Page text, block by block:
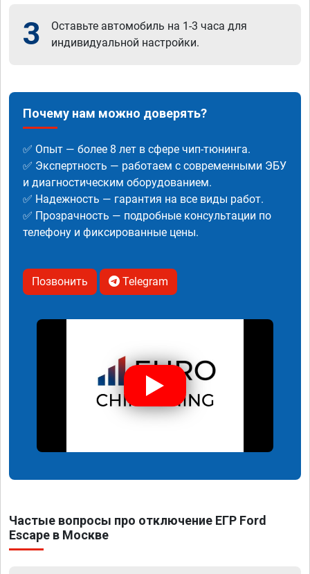
3
Оставьте автомобиль на 1-3 часа для
индивидуальной настройки.
Почему нам можно доверять?
✅ Опыт — более 8 лет в сфере чип-тюнинга.
✅ Экспертность — работаем с современными ЭБУ
и диагностическим оборудованием.
✅ Надежность — гарантия на все виды работ.
✅ Прозрачность — подробные консультации по
телефону и фиксированные цены.
Позвонить Telegram
Частые вопросы про отключение ЕГР Ford
Escape в Москве